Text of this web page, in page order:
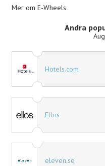
Mer om E-Wheels
Andra
Hotels.com
Ellos
eleven.se